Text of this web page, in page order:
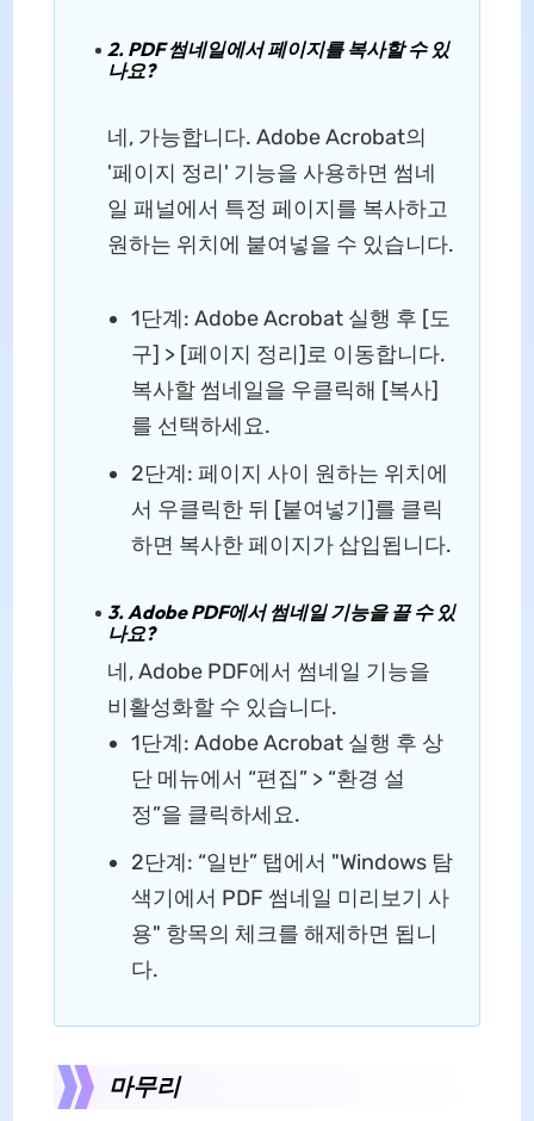
2. PDF 썸네일에서 페이지를 복사할 수 있
나요?
네, 가능합니다. Adobe Acrobat의
'페이지 정리' 기능을 사용하면 썸네
일 패널에서 특정 페이지를 복사하고
원하는 위치에 붙여넣을 수 있습니다.
1단계: Adobe Acrobat 실행 후 [도
구] > [페이지 정리]로 이동합니다.
복사할 썸네일을 우클릭해 [복사]
를 선택하세요.
2단계: 페이지 사이 원하는 위치에
서 우클릭한 뒤 [붙여넣기]를 클릭
하면 복사한 페이지가 삽입됩니다.
3. Adobe PDF에서 썸네일 기능을 끌 수 있
나요?
네, Adobe PDF에서 썸네일 기능을
비활성화할 수 있습니다.
1단계: Adobe Acrobat 실행 후 상
단 메뉴에서 “편집” > “환경 설
정”을 클릭하세요.
2단계: “일반” 탭에서 "Windows 탐
색기에서 PDF 썸네일 미리보기 사
용" 항목의 체크를 해제하면 됩니
다.
마무리